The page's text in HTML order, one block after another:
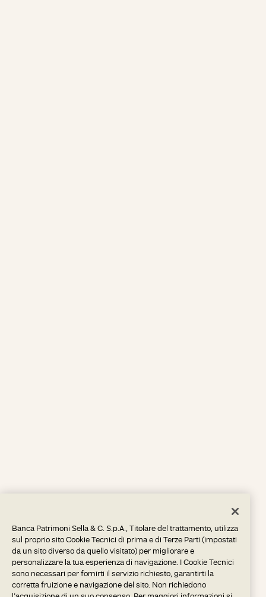
Banca Patrimoni Sella & C. S.p.A., Titolare del trattamento, utilizza
sul proprio sito Cookie Tecnici di prima e di Terze Parti (impostati
da un sito diverso da quello visitato) per migliorare e
personalizzare la tua esperienza di navigazione. I Cookie Tecnici
sono necessari per fornirti il servizio richiesto, garantirti la
corretta fruizione e navigazione del sito. Non richiedono